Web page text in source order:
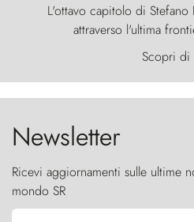
L'ottavo capitolo di
attraverso l'ultima
primordiale, dove il vento
furia ancestrale e le
cielo come
Scopri di
Newsletter
Ricevi aggiornamenti sulle ultime
mondo SR